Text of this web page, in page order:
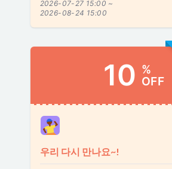
2026-07-27 15:00 ~
2026-08-24 15:00
10 %
OFF
우리 다시 만나요~!